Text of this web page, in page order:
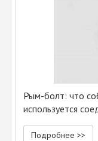
Рым-болт: что
используется
Подробнее >>